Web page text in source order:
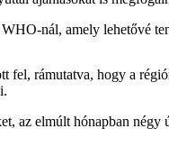
nál, amely lehetővé
rámutatva, hogy a
az elmúlt hónapban